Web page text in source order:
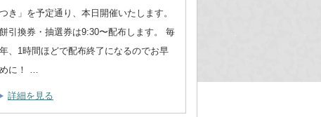
つき」を予定通り、本日開催いたします。
餅引換券・抽選券は9:30〜配布します。 毎
年、1時間ほどで配布終了になるのでお早
めに！ …
詳細を見る